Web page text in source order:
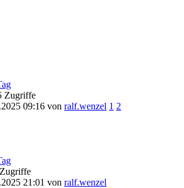
Zugriffe
09:16 von ralf.wenzel 1 2
21:01 von ralf.wenzel